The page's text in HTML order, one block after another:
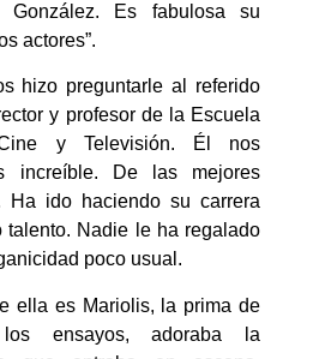
Es fabulosa su
actores”.
hizo preguntarle al referido
y profesor de la Escuela
y Televisión. Él nos
increíble. De las mejores
Ha ido haciendo su carrera
talento. Nadie le ha regalado
poco usual.
ella es Mariolis, la prima de
ensayos, adoraba la